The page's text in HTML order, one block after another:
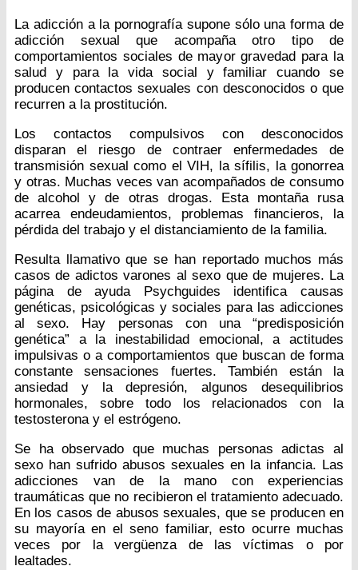
La adicción a la pornografía supone sólo una forma de
adicción sexual que acompaña otro tipo de
comportamientos sociales de mayor gravedad para la
salud y para la vida social y familiar cuando se
producen contactos sexuales con desconocidos o que
recurren a la prostitución.
Los contactos compulsivos con desconocidos
disparan el riesgo de contraer enfermedades de
transmisión sexual como el VIH, la sífilis, la gonorrea
y otras. Muchas veces van acompañados de consumo
de alcohol y de otras drogas. Esta montaña rusa
acarrea endeudamientos, problemas financieros, la
pérdida del trabajo y el distanciamiento de la familia.
Resulta llamativo que se han reportado muchos más
casos de adictos varones al sexo que de mujeres. La
página de ayuda Psychguides identifica causas
genéticas, psicológicas y sociales para las adicciones
al sexo. Hay personas con una “predisposición
genética” a la inestabilidad emocional, a actitudes
impulsivas o a comportamientos que buscan de forma
constante sensaciones fuertes. También están la
ansiedad y la depresión, algunos desequilibrios
hormonales, sobre todo los relacionados con la
testosterona y el estrógeno.
Se ha observado que muchas personas adictas al
sexo han sufrido abusos sexuales en la infancia. Las
adicciones van de la mano con experiencias
traumáticas que no recibieron el tratamiento adecuado.
En los casos de abusos sexuales, que se producen en
su mayoría en el seno familiar, esto ocurre muchas
veces por la vergüenza de las víctimas o por
lealtades.